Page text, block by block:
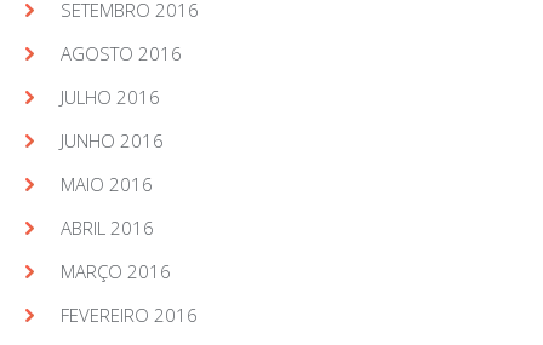
SETEMBRO 2016
AGOSTO 2016
JULHO 2016
JUNHO 2016
MAIO 2016
ABRIL 2016
MARÇO 2016
FEVEREIRO 2016